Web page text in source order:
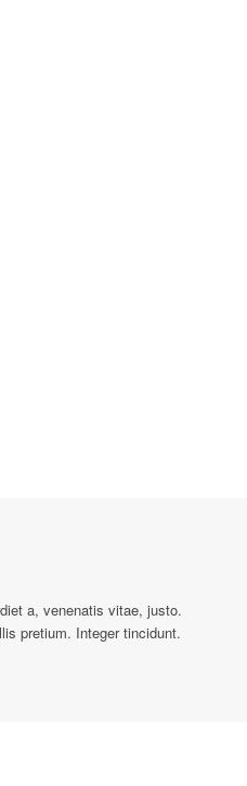
a, venenatis vitae, justo.
pretium. Integer tincidunt.